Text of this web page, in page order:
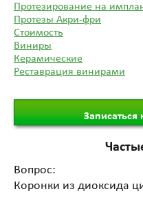
Протезирование на
Протезы Акри-фри
Стоимость
Виниры
Керамические
Реставрация винирами
Вопрос:
Коронки из диоксида